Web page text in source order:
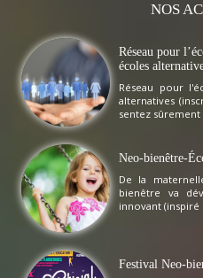
NOS
Réseau pour
écoles
Réseau pour
alternatives
sentez sûrement
Neo-bienêtre-
De la
bienêtre va
innovant
Festival Neo-